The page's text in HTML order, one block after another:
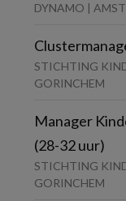
DYNAMO |
STICHTING
GORINCHEM
Manager
(28-32 uur)
STICHTING
GORINCHEM